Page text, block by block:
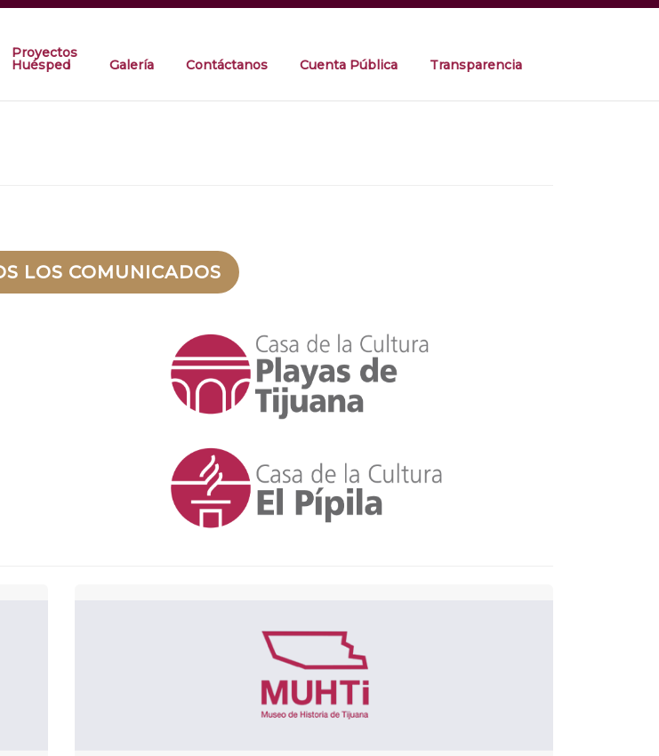
Proyectos
Huésped Galería Contáctanos Cuenta Pública Transparencia
LOS COMUNICADOS